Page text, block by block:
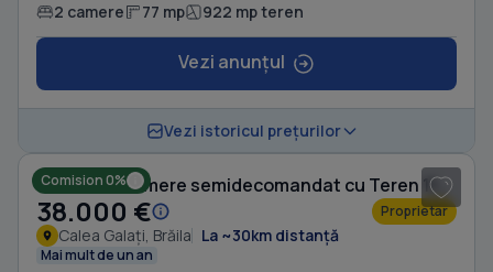
2 camere 77 mp 922 mp teren
Vezi anunțul
Vezi istoricul prețurilor
Comision 0% Casă cu 2 camere semidecomandat cu Teren 115 Mp în Calea Galați
38.000 € Proprietar
Calea Galați, Brăila La ~30km distanță
Mai mult de un an